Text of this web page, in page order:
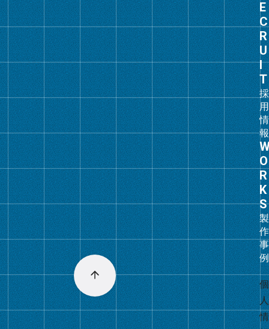
採
用
情
報
ル
ー
プ
リ
ン
ク
製
作
事
例
グ
ル
ー
プ
リ
ン
ク
個
人
情